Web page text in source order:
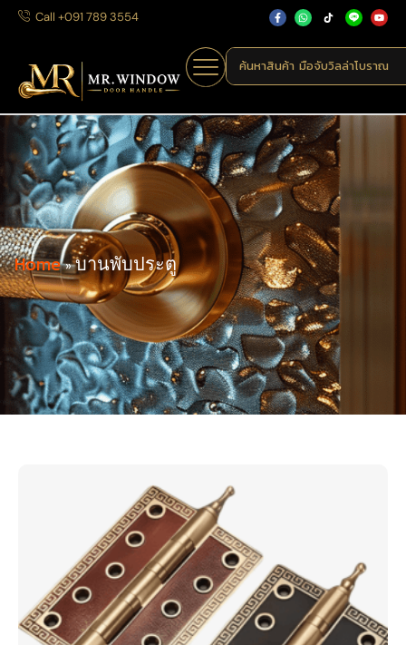
Call +091 789 3554
ค้นหาสินค้า มือจับประตูแบบก้านโ
Home»บานพับประตู